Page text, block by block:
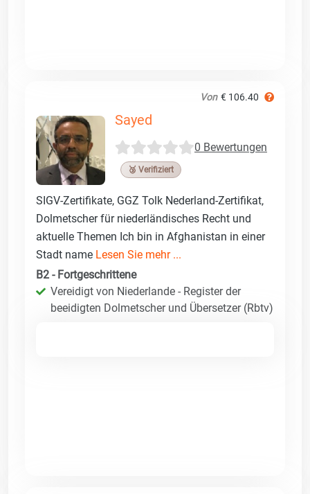
Von € 106.40
Sayed
0 Bewertungen
🥉 Verifiziert
SIGV-Zertifikate, GGZ Tolk Nederland-Zertifikat,
Dolmetscher für niederländisches Recht und
aktuelle Themen Ich bin in Afghanistan in einer
Stadt name Lesen Sie mehr ...
B2 - Fortgeschrittene
Vereidigt von Niederlande - Register der
beeidigten Dolmetscher und Übersetzer (Rbtv)